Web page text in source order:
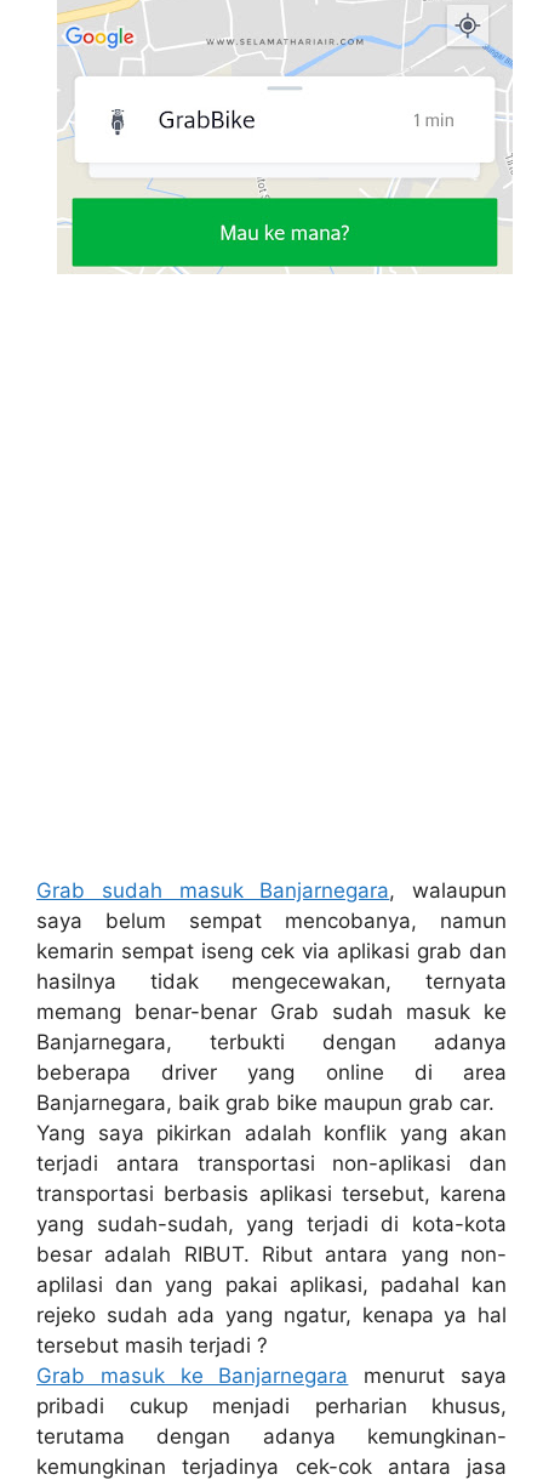
Grab sudah masuk Banjarnegara, walaupun
saya belum sempat mencobanya, namun
kemarin sempat iseng cek via aplikasi grab dan
hasilnya tidak mengecewakan, ternyata
memang benar-benar Grab sudah masuk ke
Banjarnegara, terbukti dengan adanya
beberapa driver yang online di area
Banjarnegara, baik grab bike maupun grab car.
Yang saya pikirkan adalah konflik yang akan
terjadi antara transportasi non-aplikasi dan
transportasi berbasis aplikasi tersebut, karena
yang sudah-sudah, yang terjadi di kota-kota
besar adalah RIBUT. Ribut antara yang non-
aplilasi dan yang pakai aplikasi, padahal kan
rejeko sudah ada yang ngatur, kenapa ya hal
tersebut masih terjadi ?
Grab masuk ke Banjarnegara menurut saya
pribadi cukup menjadi perharian khusus,
terutama dengan adanya kemungkinan-
kemungkinan terjadinya cek-cok antara jasa